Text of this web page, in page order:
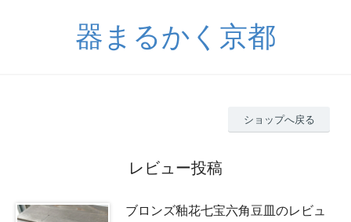
器まるかく京都
ショップへ戻る
レビュー投稿
ブロンズ釉花七宝六角豆皿のレビュ